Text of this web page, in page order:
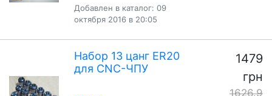
Добавлен в каталог: 09
октября 2016 в 20:05
Набор 13 цанг ER20
для CNC-ЧПУ
1479
грн
1626.9